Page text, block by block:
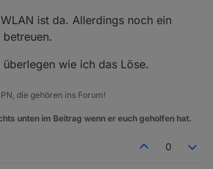
ist da. Allerdings noch ein
wie ich das Löse.
die gehören ins Forum!
unten im Beitrag wenn er euch geholfen hat.
0